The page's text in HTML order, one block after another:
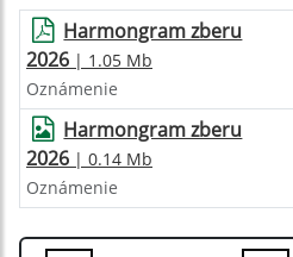
Harmongram zberu
2026 | 1.05 Mb
Oznámenie
Harmongram zberu
2026 | 0.14 Mb
Oznámenie